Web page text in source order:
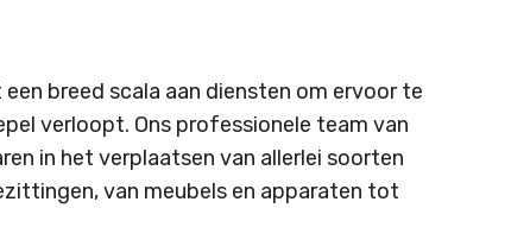
breed scala aan diensten om ervoor te
verloopt. Ons professionele team van
in het verplaatsen van allerlei soorten
van meubels en apparaten tot